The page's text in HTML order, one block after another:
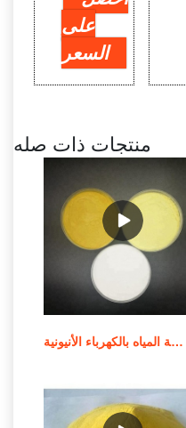
على
السعر
منتجات ذات صله
معالجة المياه بالكهرباء الأنيونية (RX FLOC 100) في التسويق الأيرلندي